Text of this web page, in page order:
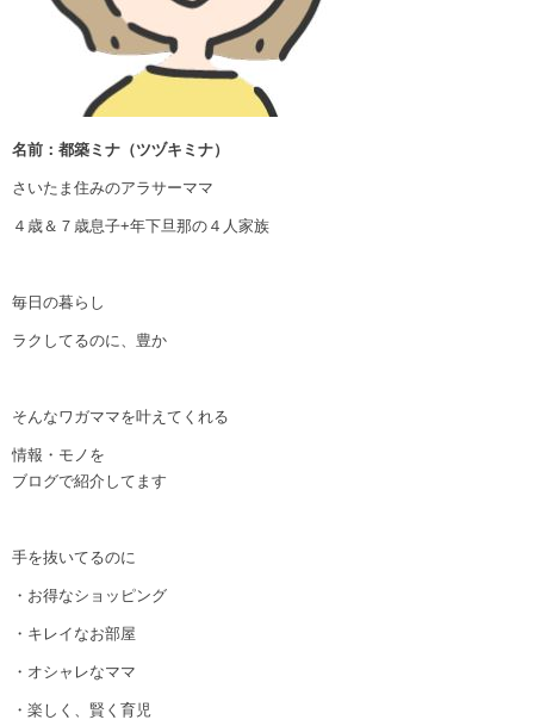
名前：都築ミナ（ツヅキミナ）
さいたま住みのアラサーママ
４歳＆７歳息子+年下旦那の４人家族
毎日の暮らし
ラクしてるのに、豊か
そんなワガママを叶えてくれる
情報・モノを
ブログで紹介してます
手を抜いてるのに
・お得なショッピング
・キレイなお部屋
・オシャレなママ
・楽しく、賢く育児